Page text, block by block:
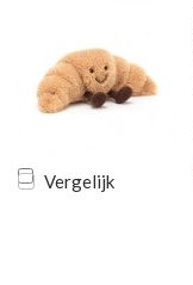
Vergelijk